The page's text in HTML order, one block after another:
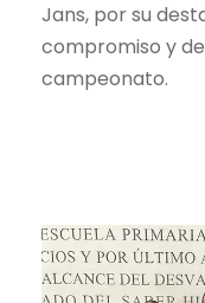
Jans, por su
compromiso y
campeonato.